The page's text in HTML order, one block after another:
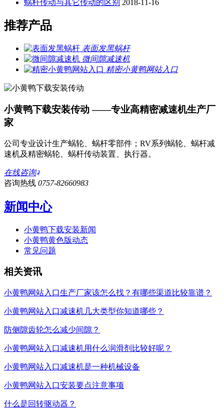
蜗杆传动与其它传动的区别 2018-11-16
推荐产品
表面发黑蜗杆
微间隙减速机
精密小黄鸭网站入口
小黄鸭下载安装传动 ——专业高精密减速机生产厂
家
公司专业设计生产蜗轮、蜗杆零部件；RV系列蜗轮、蜗杆减
速机及精密蜗轮、蜗杆传动装置、执行器。
在线咨询
咨询热线 0757-82660983
新闻中心
小黄鸭下载安装新闻
小黄鸭黄色版动态
常见问题
相关资讯
小黄鸭网站入口生产厂家该怎么找？有哪些渠道比较靠谱？
小黄鸭网站入口减速机几大类型你知道哪些？
防侧隙齿轮怎么减少间隙？
小黄鸭网站入口减速机用什么润滑剂比较好呢？
小黄鸭网站入口减速机是一种机械设备
小黄鸭网站入口安装要点注意事项
什么是回转驱动器？